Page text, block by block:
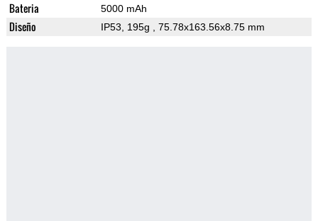
Bateria 5000 mAh
Diseño IP53, 195g , 75.78x163.56x8.75 mm